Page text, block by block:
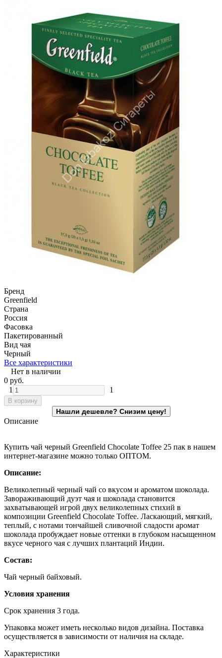
Бренд
Greenfield
Страна
Россия
Фасовка
Пакетированный
Вид чая
Черный
Все характеристики
Нет в наличии
0 руб.
1
1
В корзину
Описание
Купить чай черный Greenfield Chocolate Toffee 25 пак в нашем
интернет-магазине можно только ОПТОМ.
Описание:
Великолепный черный чай со вкусом и ароматом шоколада.
Завораживающий дуэт чая и шоколада становится
захватывающей игрой двух великолепных стихий в
композиции Greenfield Chocolate Toffee. Ласкающий, мягкий,
теплый, с нотами тончайшей сливочной сладости аромат
шоколада пробуждает новые оттенки в глубоком насыщенном
вкусе черного чая с лучших плантаций Индии.
Состав:
Чай черный байховый.
Условия хранения
Срок хранения 3 года.
Упаковка может иметь несколько видов дизайна. Поставка
осуществляется в зависимости от наличия на складе.
Характеристики